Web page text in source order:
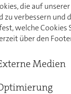
die auf
zu verbessern und
welche Cookies
über den
Medien